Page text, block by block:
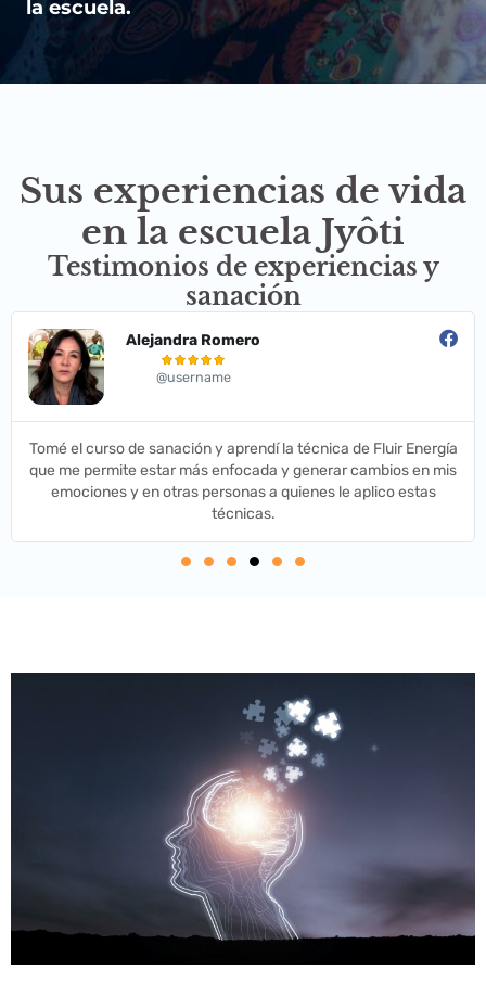
la escuela.
Sus experiencias de vida
en la escuela Jyôti
Testimonios de experiencias y
sanación
Alejandra Romero

@username
Tomé el curso de sanación y aprendí la técnica de Fluir Energía
que me permite estar más enfocada y generar cambios en mis
emociones y en otras personas a quienes le aplico estas
técnicas.